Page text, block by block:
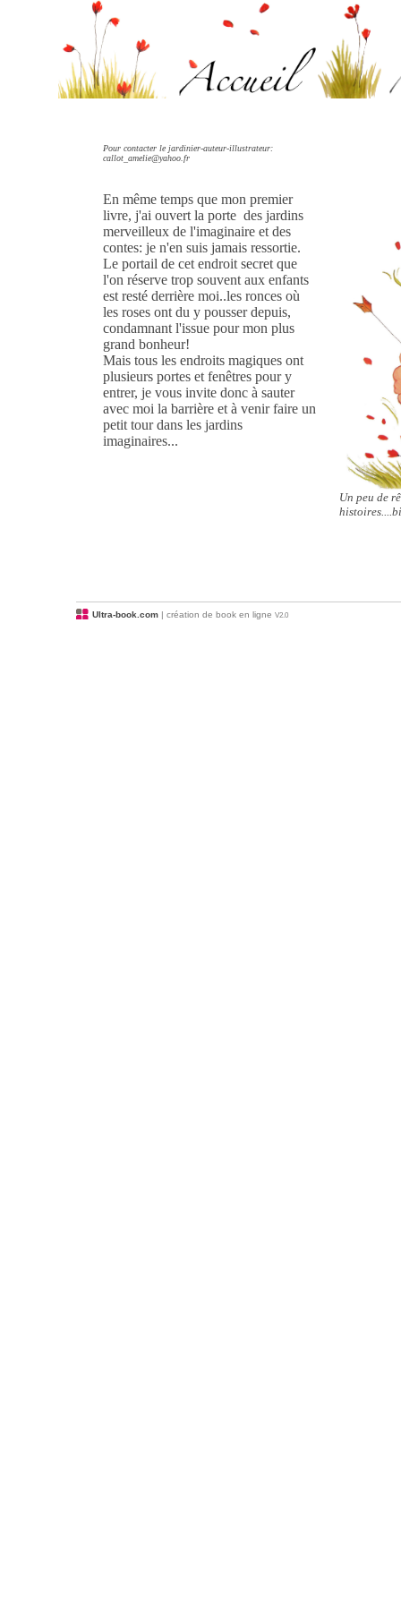
Pour contacter le jardinier-auteur-illustrateur:
callot_amelie@yahoo.fr
En même temps que mon premier
livre, j'ai ouvert la porte des jardins
merveilleux de l'imaginaire et des
contes: je n'en suis jamais ressortie.
Le portail de cet endroit secret que
l'on réserve trop souvent aux enfants
est resté derrière moi..les ronces où
les roses ont du y pousser depuis,
condamnant l'issue pour mon plus
grand bonheur!
Mais tous les endroits magiques ont
plusieurs portes et fenêtres pour y
entrer, je vous invite donc à sauter
avec moi la barrière et à venir faire un
petit tour dans les jardins
imaginaires...
Un peu de
Ultra-book.com | création de book en ligne V2.0